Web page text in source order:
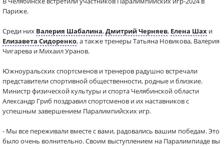
Париже.
Среди них Валерия Шабалина,Дмитрий Черняев, Елена Шах и
Елизавета Сидоренко, а также тренеры Татьяна Новикова, Валерия
Чигарева и Михаил Уранов.
Южноуральских спортсменов и тренеров радушно встречали
представители спортивной общественности, родные и близкие.
Министр физической культуры и спорта Челябинской области
Александр Гриб поздравил спортсменов и их наставников с
успешным завершением Паралимпийских игр.
- Мы все переживали вместе с вами, радовались вашим победам. Это
было очень волнительно. Своим выступлением на Паралимпиаде вы